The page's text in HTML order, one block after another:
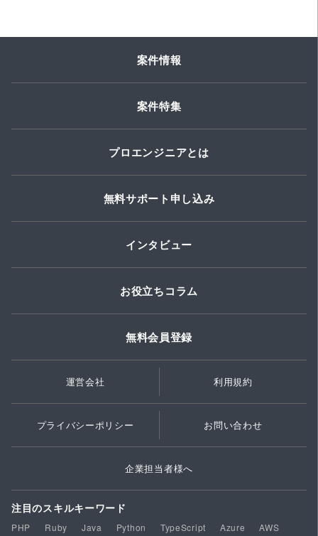
案件情報
案件特集
プロエンジニアとは
無料サポート申し込み
インタビュー
お役立ちコラム
無料会員登録
運営会社 利用規約
プライバシーポリシー お問い合わせ
企業担当者様へ
注目のスキルキーワード
PHP Ruby Java Python TypeScript Azure
AWS